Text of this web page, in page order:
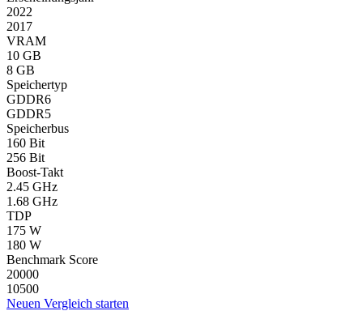
2022
2017
VRAM
10 GB
8 GB
Speichertyp
GDDR6
GDDR5
Speicherbus
160 Bit
256 Bit
Boost-Takt
2.45 GHz
1.68 GHz
TDP
175 W
180 W
Benchmark Score
20000
10500
Neuen Vergleich starten